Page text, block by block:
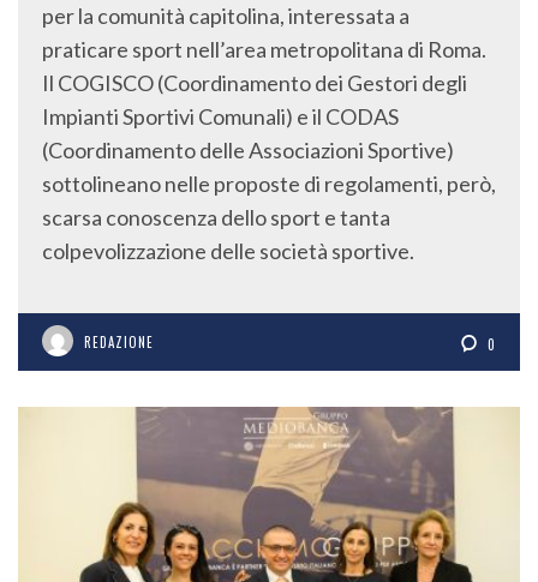
per la comunità capitolina, interessata a
praticare sport nell’area metropolitana di Roma.
Il COGISCO (Coordinamento dei Gestori degli
Impianti Sportivi Comunali) e il CODAS
(Coordinamento delle Associazioni Sportive)
sottolineano nelle proposte di regolamenti, però,
scarsa conoscenza dello sport e tanta
colpevolizzazione delle società sportive.
REDAZIONE 0